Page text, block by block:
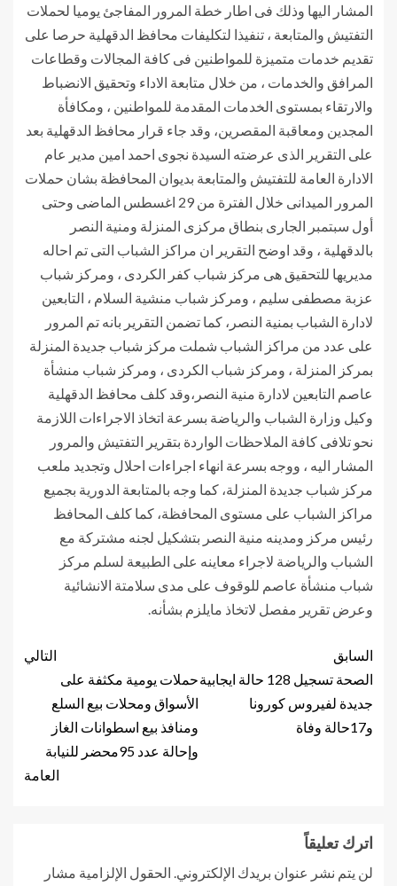
المشار اليها وذلك فى اطار خطة المرور المفاجئ يوميا لحملات
التفتيش والمتابعة ، تنفيذا لتكليفات محافظ الدقهلية حرصا على
تقديم خدمات متميزة للمواطنين فى كافة المجالات وقطاعات
المرافق والخدمات ، من خلال متابعة الاداء وتحقيق الانضباط
والارتقاء بمستوى الخدمات المقدمة للمواطنين ، ومكافأة
المجدين ومعاقبة المقصرين، وقد جاء قرار محافظ الدقهلية بعد
على التقرير الذى عرضته السيدة نجوى احمد امين مدير عام
الادارة العامة للتفتيش والمتابعة بديوان المحافظة بشان حملات
المرور الميدانى خلال الفترة من 29 اغسطس الماضى وحتى
أول سبتمبر الجارى بنطاق مركزى المنزلة ومنية النصر
بالدقهلية ، وقد اوضح التقرير ان مراكز الشباب التى تم احاله
مديريها للتحقيق هى مركز شباب كفر الكردى ، ومركز شباب
عزبة مصطفى سليم ، ومركز شباب منشية السلام ، التابعين
لادارة الشباب بمنية النصر، كما تضمن التقرير بانه تم المرور
على عدد من مراكز الشباب شملت مركز شباب جديدة المنزلة
بمركز المنزلة ، ومركز شباب الكردى ، ومركز شباب منشأة
عاصم التابعين لادارة منية النصر،وقد كلف محافظ الدقهلية
وكيل وزارة الشباب والرياضة بسرعة اتخاذ الاجراءات اللازمة
نحو تلافى كافة الملاحظات الواردة بتقرير التفتيش والمرور
المشار اليه ، ووجه بسرعة انهاء اجراءات احلال وتجديد ملعب
مركز شباب جديدة المنزلة، كما وجه بالمتابعة الدورية بجميع
مراكز الشباب على مستوى المحافظة، كما كلف المحافظ
رئيس مركز ومدينه منية النصر بتشكيل لجنه مشتركة مع
الشباب والرياضة لاجراء معاينه على الطبيعة لسلم مركز
شباب منشأة عاصم للوقوف على مدى سلامتة الانشائية
وعرض تقرير مفصل لاتخاذ مايلزم بشأنه.
السابق
الصحة تسجيل 128 حالة ايجابية
جديدة لفيروس كورونا
و17حالة وفاة
التالي
حملات يومية مكثفة على
الأسواق ومحلات بيع السلع
ومنافذ بيع اسطوانات الغاز
وإحالة عدد 95محضر للنيابة
العامة
اترك تعليقاً
لن يتم نشر عنوان بريدك الإلكتروني. الحقول الإلزامية مشار